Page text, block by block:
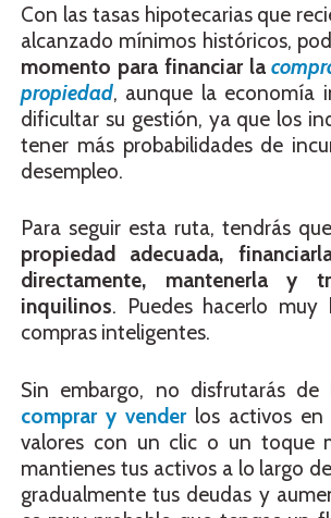
Con las tasas hipotecarias que
alcanzado mínimos históricos,
momento para financiar la
propiedad, aunque la economía
dificultar su gestión, ya que los
tener más probabilidades de
desempleo.
Para seguir esta ruta, tendrás que
propiedad adecuada,
directamente, mantenerla y
inquilinos. Puedes hacerlo muy
compras inteligentes.
Sin embargo, no disfrutarás
comprar y vender los activos
valores con un clic o un toque
mantienes tus activos a lo largo
gradualmente tus deudas y